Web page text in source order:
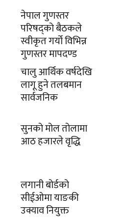
नेपाल गुणस्तर
परिषद्को बैठकले
स्वीकृत गर्यो विभिन्न
गुणस्तर मापदण्ड
चालु आर्थिक वर्षदेखि
लागू हुने तलबमान
सार्वजनिक
सुनको मोल तोलामा
आठ हजारले वृद्धि
लगानी बोर्डको
सीईओमा याङकी
उक्याव नियुक्त